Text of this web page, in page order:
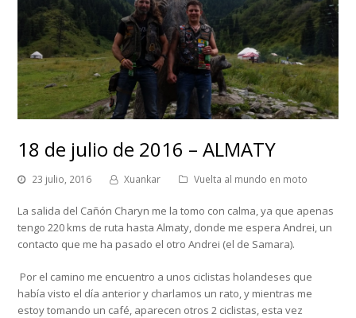
18 de julio de 2016 – ALMATY
23 julio, 2016 Xuankar Vuelta al mundo en moto
La salida del Cañón Charyn me la tomo con calma, ya que apenas
tengo 220 kms de ruta hasta Almaty, donde me espera Andrei, un
contacto que me ha pasado el otro Andrei (el de Samara).
Por el camino me encuentro a unos ciclistas holandeses que
había visto el día anterior y charlamos un rato, y mientras me
estoy tomando un café, aparecen otros 2 ciclistas, esta vez